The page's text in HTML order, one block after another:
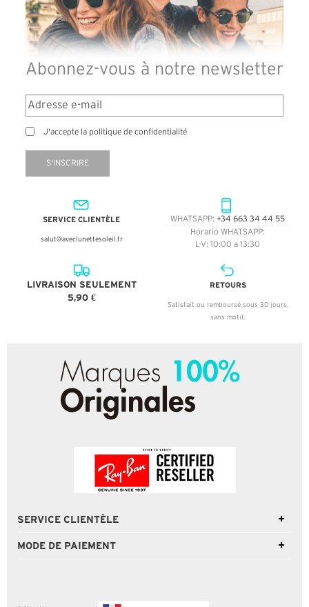
Abonnez-vous à notre newsletter
J'accepte la politique de confidentialité
S'INSCRIRE
SERVICE CLIENTÈLE
salut@aveclunettesoleil.fr
WHATSAPP: +34 663 34 44 55
Horario WHATSAPP:
L-V: 10:00 a 13:30
LIVRAISON SEULEMENT
5,90 €
RETOURS
Satisfait ou remboursé sous 30 jours,
sans motif.
SERVICE CLIENTÈLE
MODE DE PAIEMENT